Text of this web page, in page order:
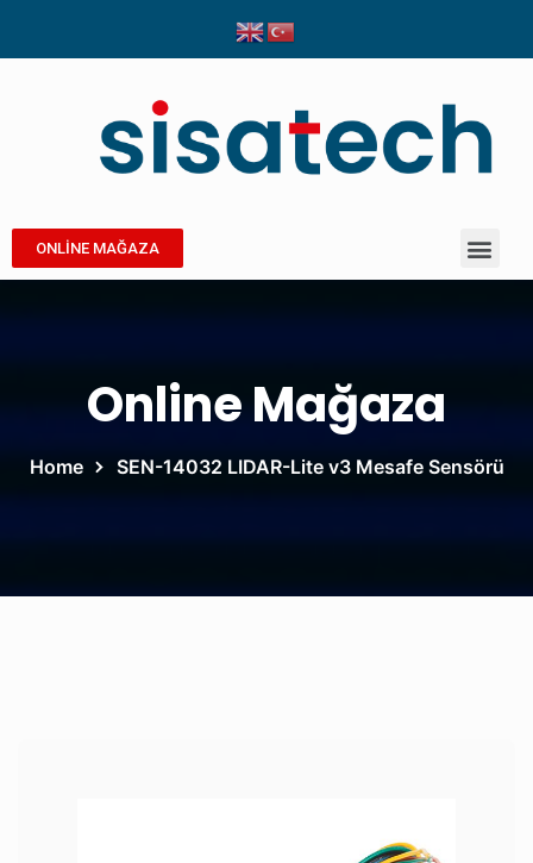
ONLİNE MAĞAZA
Online Mağaza
Home SEN-14032 LIDAR-Lite v3 Mesafe Sensörü